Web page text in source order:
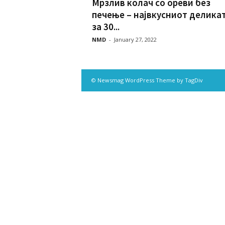
Мрзлив колач со ореви без
печење – највкусниот
за 30...
NMD - January 27, 2022
© Newsmag WordPress Theme by TagDiv